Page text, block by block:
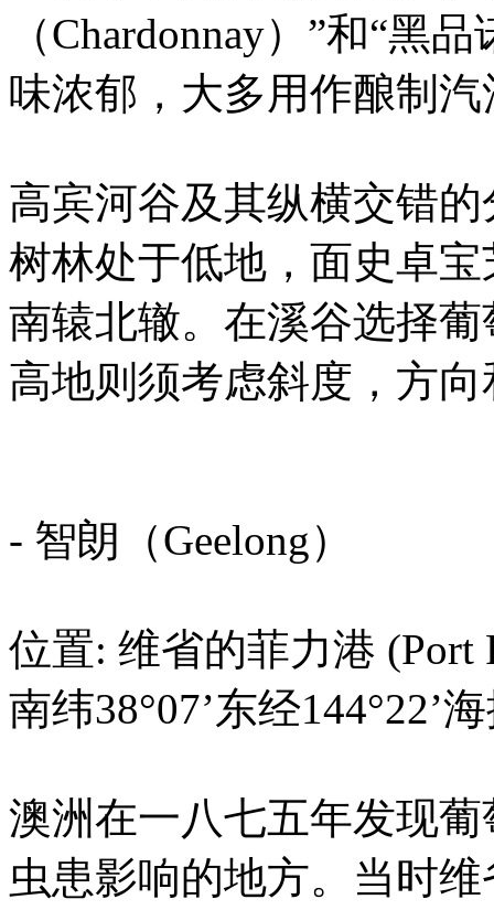
（Chardonnay）”和“黑
味浓郁，大多用作酿制汽
高宾河谷及其纵横交错
树林处于低地，面史卓
南辕北辙。在溪谷选择
高地则须考虑斜度，方
- 智朗（Geelong）
位置: 维省的菲力港 (Port
南纬38°07’东经144°22’
澳洲在一八七五年发现
虫患影响的地方。当时